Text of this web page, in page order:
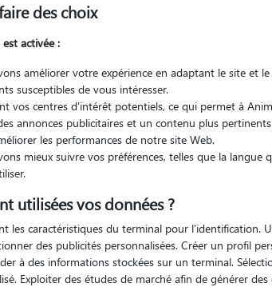
Chat : cause, symptômes, traitement, espérance de vie
Santé Chat
et mis à jour le 10/09/2025
des choix
activée :
améliorer votre expérience en adaptant le site et
susceptibles de vous intéresser.
vos centres d'intérêt potentiels, ce qui permet à
annonces publicitaires et un contenu plus
les performances de notre site Web.
mieux suivre vos préférences, telles que la langue
utilisées vos données ?
les caractéristiques du terminal pour l'identification.
des publicités personnalisées. Créer un profil
à des informations stockées sur un terminal.
Exploiter des études de marché afin de générer